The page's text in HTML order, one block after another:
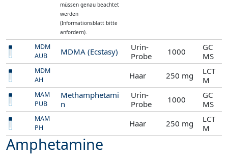
müssen genau beachtet
werden
(Informationsblatt bitte
anfordern).
MDM
AUB
MDMA (Ecstasy)
Urin-
Probe
1000
GC
MS
MDM
AH
Haar 250 mg
LCT
M
MAM
PUB
Methamphetami
n
Urin-
Probe
1000
GC
MS
MAM
PH
Haar 250 mg
LCT
M
Amphetamine